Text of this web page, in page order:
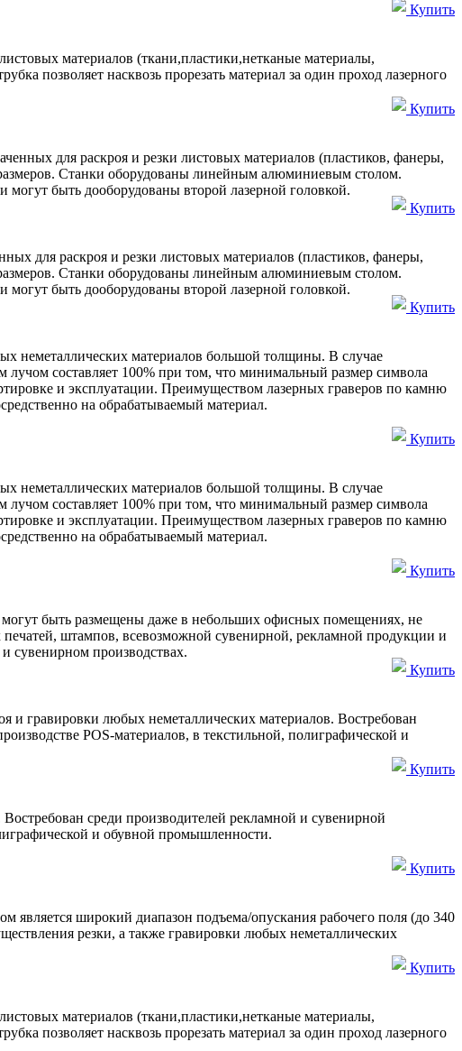
Купить
материалов (ткани,пластики,нетканые материалы,
позволяет насквозь прорезать материал за один проход лазерного
Купить
для раскроя и резки листовых материалов (пластиков, фанеры,
Станки оборудованы линейным алюминиевым столом.
могут быть дооборудованы второй лазерной головкой.
Купить
для раскроя и резки листовых материалов (пластиков, фанеры,
Станки оборудованы линейным алюминиевым столом.
могут быть дооборудованы второй лазерной головкой.
Купить
неметаллических материалов большой толщины. В случае
составляет 100% при том, что минимальный размер символа
и эксплуатации. Преимуществом лазерных граверов по камню
на обрабатываемый материал.
Купить
неметаллических материалов большой толщины. В случае
составляет 100% при том, что минимальный размер символа
и эксплуатации. Преимуществом лазерных граверов по камню
на обрабатываемый материал.
Купить
быть размещены даже в небольших офисных помещениях, не
штампов, всевозможной сувенирной, рекламной продукции и
сувенирном производствах.
Купить
и гравировки любых неметаллических материалов. Востребован
POS-материалов, в текстильной, полиграфической и
Купить
среди производителей рекламной и сувенирной
и обувной промышленности.
Купить
широкий диапазон подъема/опускания рабочего поля (до 340
резки, а также гравировки любых неметаллических
Купить
материалов (ткани,пластики,нетканые материалы,
позволяет насквозь прорезать материал за один проход лазерного